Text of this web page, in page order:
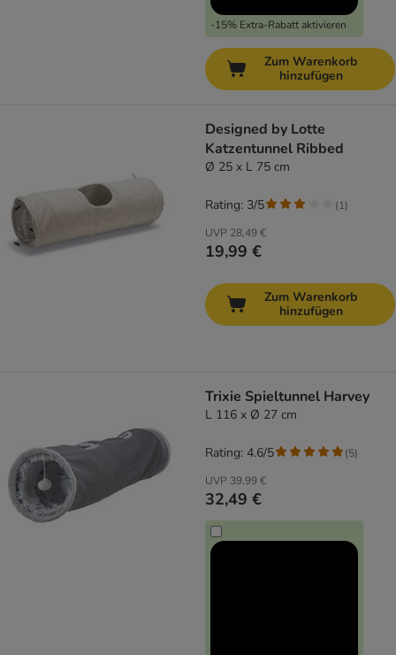
-15% Extra-Rabatt aktivieren
Zum Warenkorb
hinzufügen
Designed by Lotte
Katzentunnel Ribbed
Ø 25 x L 75 cm
UVP 28,49 €
19,99 €
Rating: 3/5 (1)
Zum Warenkorb
hinzufügen
Trixie Spieltunnel Harvey
L 116 x Ø 27 cm
UVP 39,99 €
32,49 €
Rating: 4.6/5 (5)